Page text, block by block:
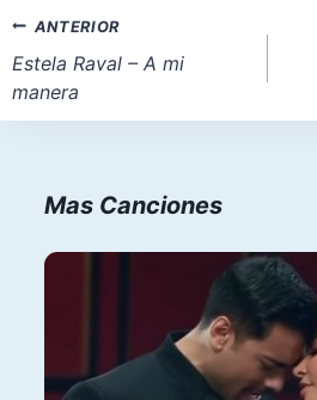
entrada:
Navegación
de
entradas
ANTERIOR
Estela Raval – A mi
manera
Mas Canciones